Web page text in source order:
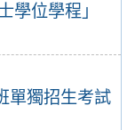
學位學程」
單獨招生考試